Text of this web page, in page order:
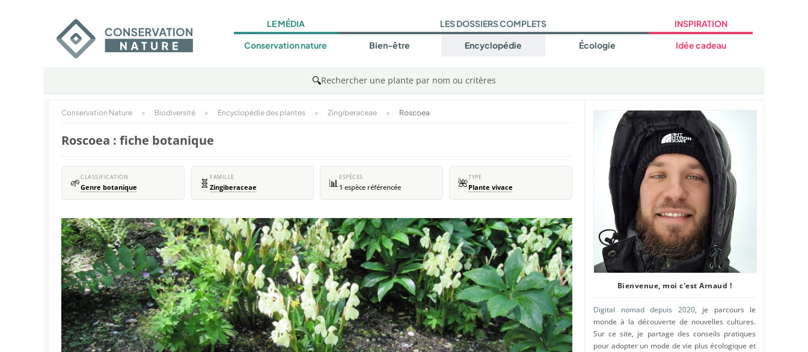
LE MÉDIA
Conservation nature
LES DOSSIERS COMPLETS
Bien-être Encyclopédie Écologie
INSPIRATION
Idée cadeau
🔍Rechercher une plante par nom ou critères
Conservation Nature > Biodiversité > Encyclopédie des plantes > Zingiberaceae > Roscoea
Roscoea : fiche botanique
🌱CLASSIFICATION
Genre botanique 🧬 FAMILLE
Zingiberaceae 📊 ESPÈCES
1 espèce référencée 🌺TYPE
Plante vivace
Bienvenue, moi c'est Arnaud !
Digital nomad depuis 2020, je parcours le
monde à la découverte de nouvelles cultures.
Sur ce site, je partage des conseils pratiques
pour adopter un mode de vie plus écologique et